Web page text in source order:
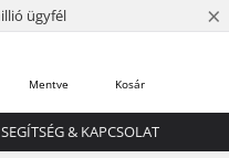
ügyfél ×
Kosár
Mentve
SEGÍTSÉG & KAPCSOLAT